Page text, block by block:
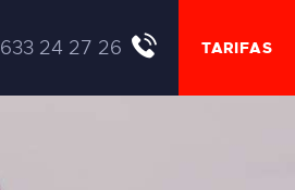
633 24 27 26 TARIFAS